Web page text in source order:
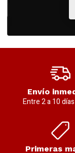
Envío
Entre 2 a 10
Primeras